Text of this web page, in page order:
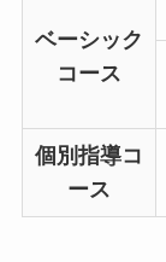
ベーシック
コース
個別指導コ
ース